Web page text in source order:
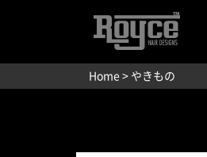
Home > やきもの